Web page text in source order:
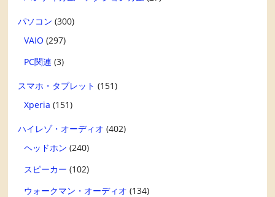
パソコン (300)
VAIO (297)
PC関連 (3)
スマホ・タブレット (151)
Xperia (151)
ハイレゾ・オーディオ (402)
ヘッドホン (240)
スピーカー (102)
ウォークマン・オーディオ (134)